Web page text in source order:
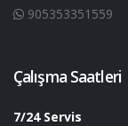
905353351559
Çalışma Saatleri
7/24 Servis